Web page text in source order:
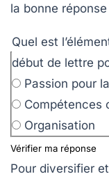
la bonne réponse
Quel est
début de lettre
Passion pour
Compétences
Organisation
Vérifier ma réponse
Pour diversifier